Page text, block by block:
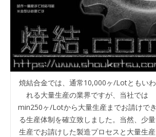
焼結合金では、通常10,000ヶ/Lotともいわ
れる大量生産の業界ですが、当社では
min250ヶ/Lotから大量生産までお請けでき
る生産体制を確立致しました。当然、少量
生産でお請けした製造プロセスと大量生産